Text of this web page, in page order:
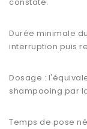
Durée minimale
interruption puis
Dosage :
shampooing par
Temps de pose